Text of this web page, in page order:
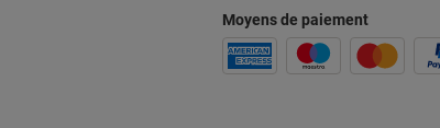
Moyens de paiement